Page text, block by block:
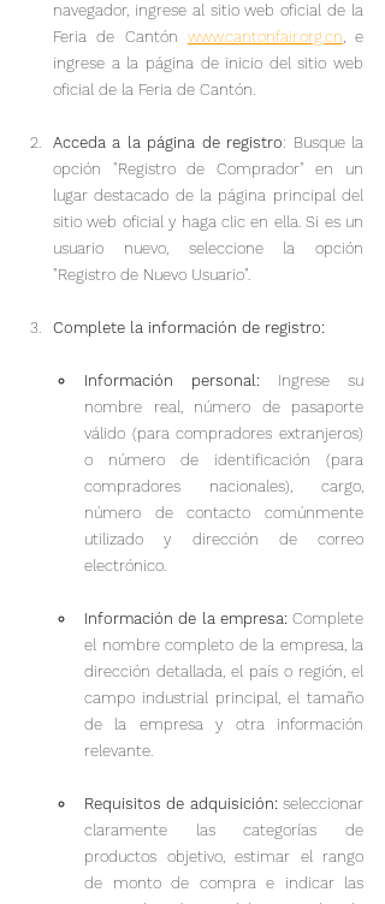
navegador, ingrese al sitio web oficial de la
Feria de Cantón www.cantonfair.org.cn, e
ingrese a la página de inicio del sitio web
oficial de la Feria de Cantón.
Acceda a la página de registro: Busque la
opción "Registro de Comprador" en un
lugar destacado de la página principal del
sitio web oficial y haga clic en ella. Si es un
usuario nuevo, seleccione la opción
"Registro de Nuevo Usuario".
Complete la información de registro:
Información personal: Ingrese su
nombre real, número de pasaporte
válido (para compradores extranjeros)
o número de identificación (para
compradores nacionales), cargo,
número de contacto comúnmente
utilizado y dirección de correo
electrónico.
Información de la empresa: Complete
el nombre completo de la empresa, la
dirección detallada, el país o región, el
campo industrial principal, el tamaño
de la empresa y otra información
relevante.
Requisitos de adquisición: seleccionar
claramente las categorías de
productos objetivo, estimar el rango
de monto de compra e indicar las